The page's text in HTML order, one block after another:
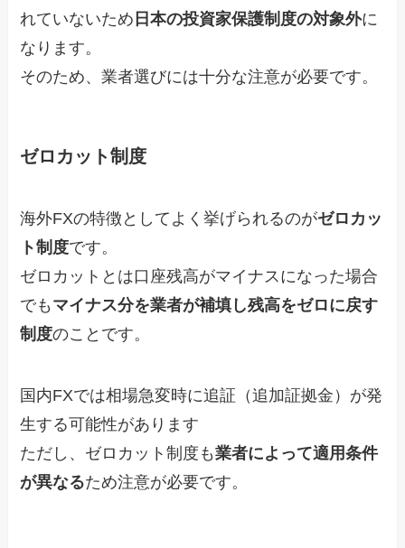
れていないため 日本の投資家保護制度の対象外に
なります。
そのため、業者選びには十分な注意が必要です。
ゼロカット制度
海外FXの特徴としてよく挙げられるのがゼロカッ
ト制度です。
ゼロカットとは口座残高がマイナスになった場合
でも マイナス分を業者が補填し残高をゼロに戻す
制度のことです。
国内FXでは相場急変時に追証（追加証拠金）が発
生する可能性があります
ただし、ゼロカット制度も業者によって適用条件
が異なるため注意が必要です。